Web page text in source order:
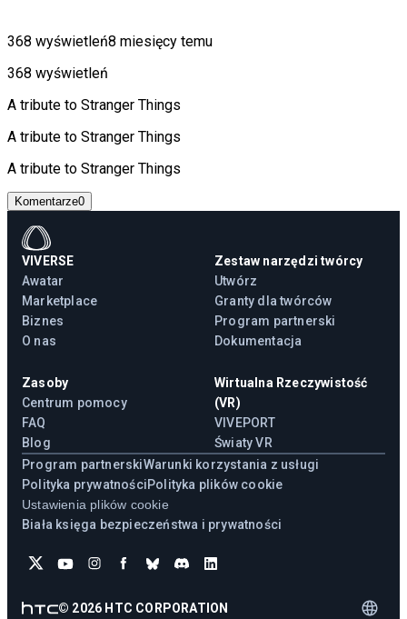
368 wyświetleń8 miesięcy temu
368 wyświetleń
A tribute to Stranger Things
A tribute to Stranger Things
A tribute to Stranger Things
Komentarze0
VIVERSE
Awatar
Marketplace
Biznes
O nas
Zestaw narzędzi twórcy
Utwórz
Granty dla twórców
Program partnerski
Dokumentacja
Zasoby
Centrum pomocy
FAQ
Blog
Wirtualna Rzeczywistość
(VR)
VIVEPORT
Światy VR
Program partnerskiWarunki korzystania z usługi
Polityka prywatnościPolityka plików cookie
Ustawienia plików cookie
Biała księga bezpieczeństwa i prywatności
© 2026 HTC CORPORATION